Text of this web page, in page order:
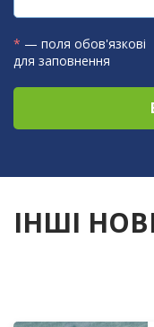
* — поля обов'язкові
для заповнення
ІНШІ